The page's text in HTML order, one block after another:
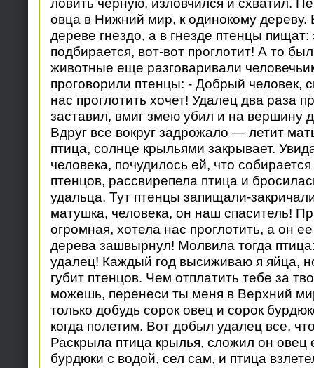
овца в Нижний мир, к одинокому дереву.
дереве гнездо, а в гнезде птенцы пищат:
подбирается, вот-вот проглотит! А то
животные еще разговаривали
проговорили птенцы: - Добрый человек,
нас проглотить хочет! Удалец два раза
заставил, вмиг змею убил и на вершину
Вдруг все вокруг задрожало — летит
птица, солнце крыльями закрывает.
человека, почудилось ей, что
птенцов, рассвирепела птица и
удальца. Тут птенцы запищали-
матушка, человека, он наш спаситель!
огромная, хотела нас проглотить, а он
дерева зашвырнул! Молвила тогда
удалец! Каждый год высиживаю я яйца,
губит птенцов. Чем отплатить тебе за
можешь, перенеси ты меня в Верхний
только добудь сорок овец и сорок
когда полетим. Вот добыл удалец все,
Раскрыла птица крылья, сложил он овец
бурдюки с водой, сел сам, и птица